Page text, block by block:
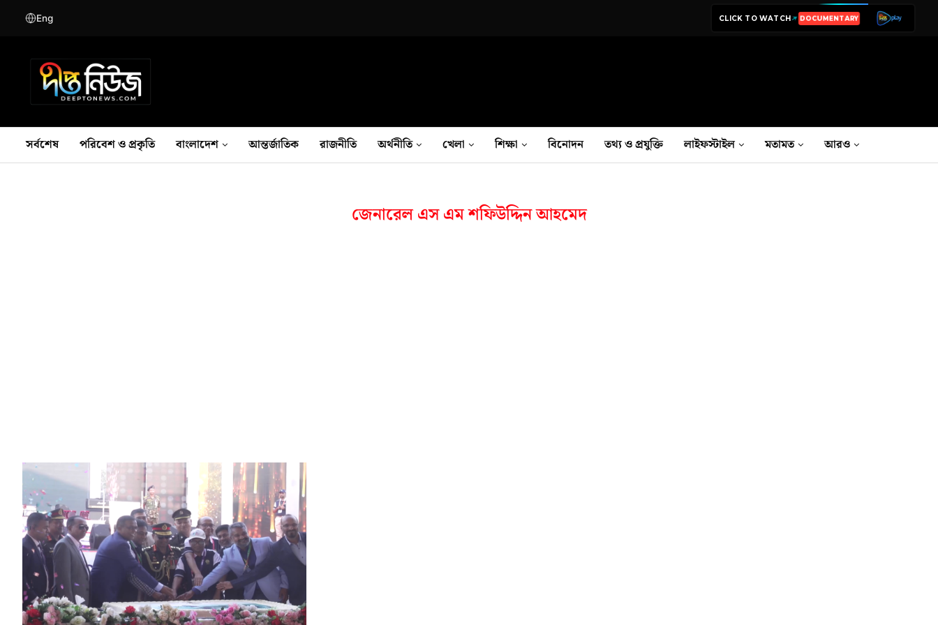
Eng CLICK TO WATCH DOCUMENTARY
LIVE TV
সর্বশেষ পরিবেশ ও প্রকৃতি বাংলাদেশ আন্তর্জাতিক রাজনীতি অর্থনীতি খেলা শিক্ষা বিনোদন তথ‍্য ও প্রযুক্তি লাইফস্টাইল মতামত আরও
জেনারেল এস এম শফিউদ্দিন আহমেদ